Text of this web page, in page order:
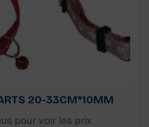
20-33CM*10MM
pour voir les prix